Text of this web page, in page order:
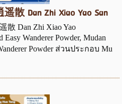
散 Dan Zhi Xiao Yao San
散 Dan Zhi Xiao Yao
Easy Wanderer Powder, Mudan
Powder ส่วนประกอบ Mu